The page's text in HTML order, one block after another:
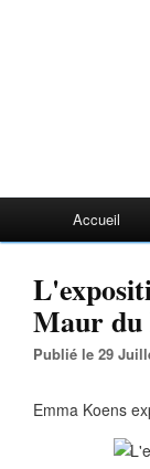
Accueil
Maur du
Publié le 29
Emma Koens